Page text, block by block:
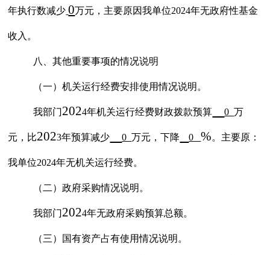
年执行数减少 0万元，主要原因我单位2024年无政府性基金
收入。
八、其他重要事项的情况说明
（一）机关运行经费安排使用情况说明。
我部门2024年机关运行经费财政拨款预算 0万
元，比2023年预算减少 0万元，下降 0%。主要原 ：
我单位2024年无机关运行经费。
（二）政府采购情况说明。
我部门2024年无政府采购预算总额。
（三）国有资产占有使用情况说明。